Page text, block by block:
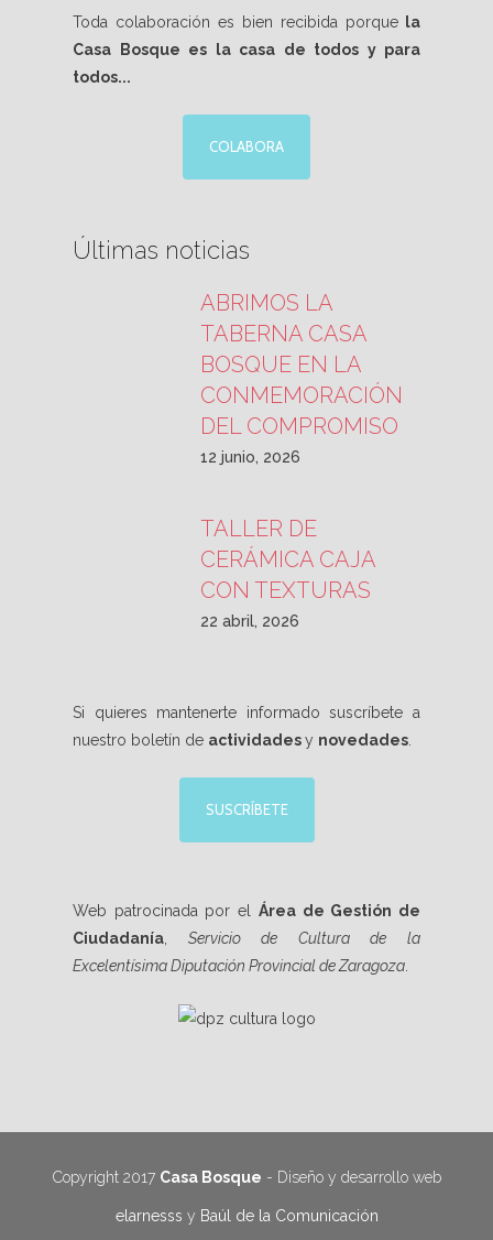
Toda colaboración es bien recibida porque la
Casa Bosque es la casa de todos y para
todos...
COLABORA
Últimas noticias
ABRIMOS LA
TABERNA CASA
BOSQUE EN LA
CONMEMORACIÓN
DEL COMPROMISO
12 junio, 2026
TALLER DE
CERÁMICA CAJA
CON TEXTURAS
22 abril, 2026
Si quieres mantenerte informado suscríbete a
nuestro boletín de actividadesy novedades
SUSCRÍBETE
Web patrocinada por el Área de Gestión de
Ciudadanía
Servicio de Cultura de la
Excelentísima Diputación Provincial de Zaragoza
Copyright 2017 Casa Bosque - Diseño y desarrollo web
elarnesss y Baúl de la Comunicación